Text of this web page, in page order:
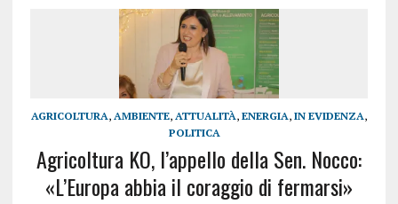
AGRICOLTURA, AMBIENTE, ATTUALITÀ, ENERGIA, IN EVIDENZA,
POLITICA
Agricoltura KO, l’appello della Sen. Nocco:
«L’Europa abbia il coraggio di fermarsi»